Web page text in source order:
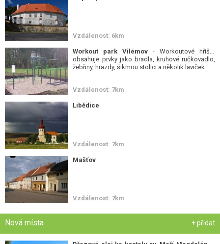
Vzdálenost: 6km
Workout park Vilémov - Workoutové hřiště
obsahuje prvky jako bradla, kruhové ručkovadlo,
žebřiny, hrazdy, šikmou stolici a několik laviček.
Vzdálenost: 7km
Libědice
Vzdálenost: 7km
Mašťov
Vzdálenost: 7km
Nová místa + přidat